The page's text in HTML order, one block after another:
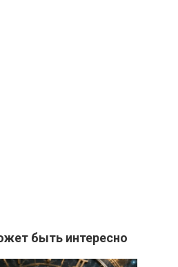
быть интересно